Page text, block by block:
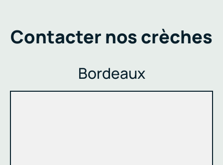
Contacter nos crèches
Bordeaux